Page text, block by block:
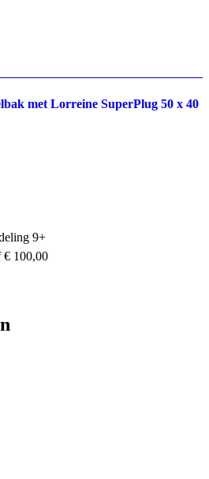
met Lorreine SuperPlug 50 x 40
9+
€ 100,00